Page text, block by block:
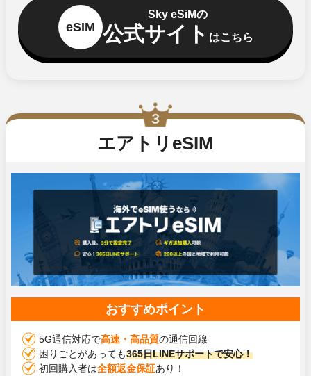
eSIM
Sky eSiMの
公式サイト はこちら
エアトリeSIM
おすすめポイント
5G通信対応で高速・高品質の通信回線
困りごとがあっても365日LINEサポートで安心！
初回購入者は全額返金保証あり！